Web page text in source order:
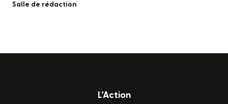
Salle de rédaction
L’Action